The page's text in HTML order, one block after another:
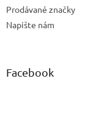
Prodávané značky
Napište nám
Facebook